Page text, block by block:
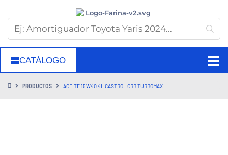
CATÁLOGO
PRODUCTOS ACEITE 15W40 4L CASTROL CRB TURBOMAX